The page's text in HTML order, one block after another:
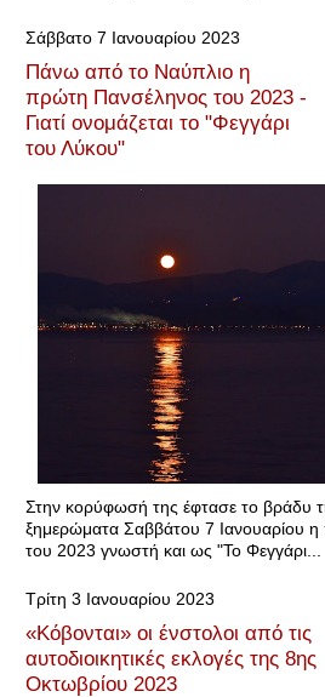
Σάββατο 7 Ιανουαρίου 2023
Πάνω από το Ναύπλιο η
πρώτη Πανσέληνος του 2023 -
Γιατί ονομάζεται το "Φεγγάρι
του Λύκου"
Στην κορύφωσή της έφτασε το βράδυ
ξημερώματα Σαββάτου 7 Ιανουαρίου
του 2023 γνωστή και ως "Το Φεγγάρι...
Τρίτη 3 Ιανουαρίου 2023
«Κόβονται» οι ένστολοι από τις
αυτοδιοικητικές εκλογές της 8ης
Οκτωβρίου 2023